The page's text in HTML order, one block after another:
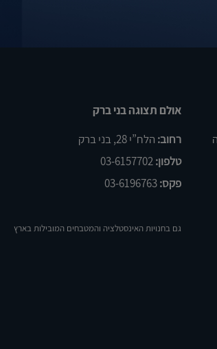
אולם תצוגה בני ברק
רחוב: הלח”י 28, בני ברק
טלפון:03-6157702
פקס:
גם בחנויות האינסטלציה והמטבחים המובילות בארץ